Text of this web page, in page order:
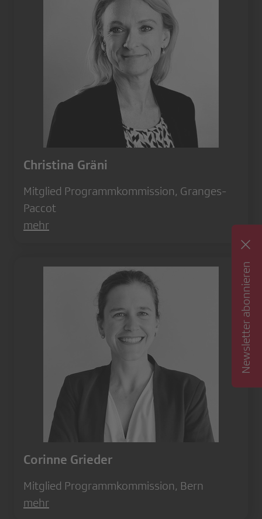
Christina Gräni
Mitglied Programmkommission, Granges-
Paccot
mehr
Corinne Grieder
Mitglied Programmkommission, Bern
mehr
Newsletter abonnieren